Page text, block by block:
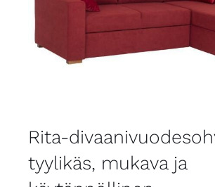
Rita-
tyylikäs, mukava ja